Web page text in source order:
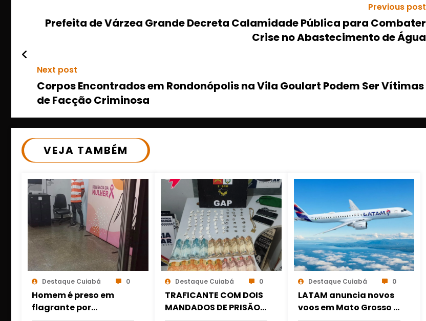
Previous post
Prefeita de Várzea Grande Decreta Calamidade Pública para Combater
Crise no Abastecimento de Água
Next post
Corpos Encontrados em Rondonópolis na Vila Goulart Podem Ser Vítimas
de Facção Criminosa
VEJA TAMBÉM
Destaque Cuiabá 0
Homem é preso em
flagrante por
Destaque Cuiabá 0
TRAFICANTE COM DOIS
MANDADOS DE PRISÃO É
Destaque Cuiabá 0
LATAM anuncia novos
voos em Mato Grosso e